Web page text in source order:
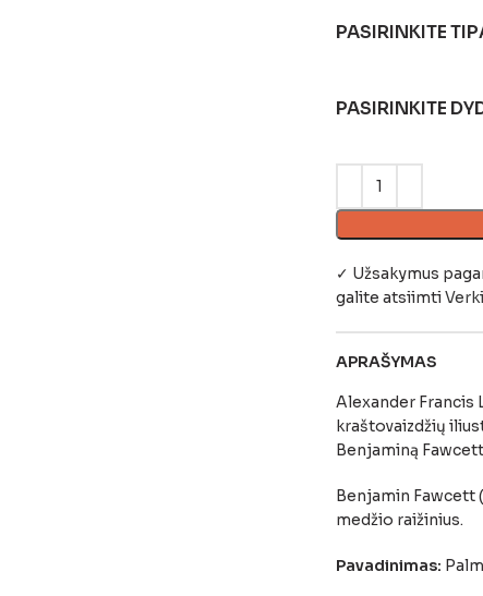
PASIRINKITE
PASIRINKITE
✓ Užsakymus
galite atsiimti
APRAŠYMAS
Alexander Francis
kraštovaizdžių
Benjaminą
Benjamin Fawcett
medžio raižinius.
Pavadinimas: